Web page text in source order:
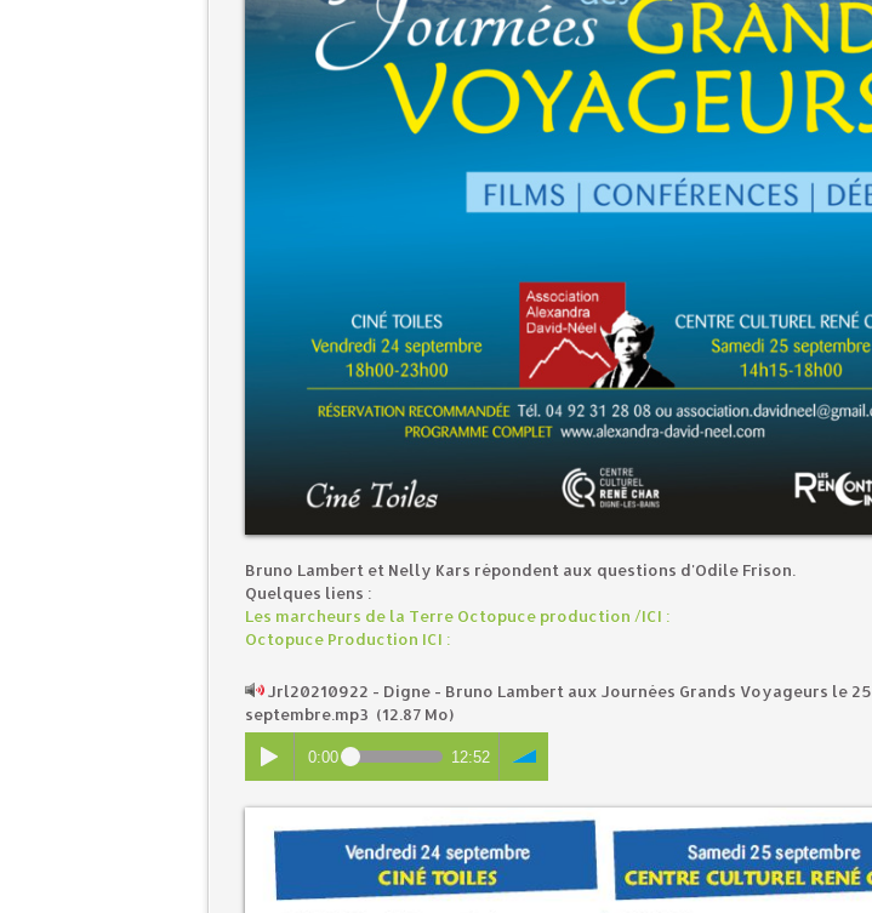
Bruno Lambert et Nelly Kars répondent aux questions d'Odile Frison.
Quelques liens :
Les marcheurs de la Terre Octopuce production /ICI :
Octopuce Production ICI :
Jrl20210922 - Digne - Bruno Lambert aux Journées Grands Voyageurs le 25
septembre.mp3 (12.87 Mo)
0:00 12:52